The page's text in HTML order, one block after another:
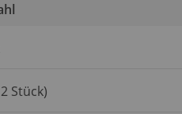
Stück)